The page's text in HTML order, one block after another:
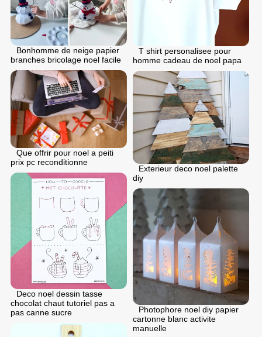
Bonhomme de neige papier
branches bricolage noel facile
T shirt personalisee pour
homme cadeau de noel papa
Que offrir pour noel a peiti
prix pc reconditionne
Exterieur deco noel palette
diy
Deco noel dessin tasse
chocolat chaut tutoriel pas a
pas canne sucre
Photophore noel diy papier
cartonne blanc activite
manuelle